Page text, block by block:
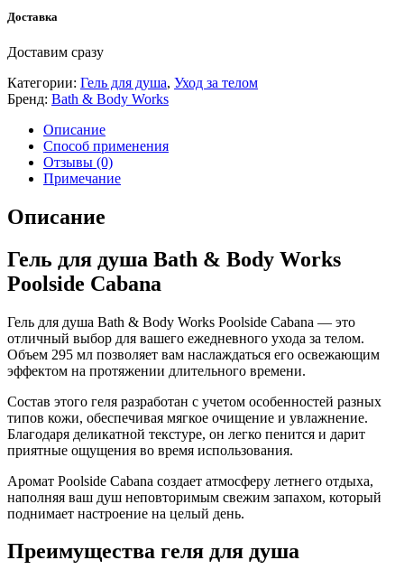
Доставка
Доставим сразу
Категории: Гель для душа, Уход за телом
Бренд: Bath & Body Works
Описание
Способ применения
Отзывы (0)
Примечание
Описание
Гель для душа Bath & Body Works
Poolside Cabana
Гель для душа Bath & Body Works Poolside Cabana — это
отличный выбор для вашего ежедневного ухода за телом.
Объем 295 мл позволяет вам наслаждаться его освежающим
эффектом на протяжении длительного времени.
Состав этого геля разработан с учетом особенностей разных
типов кожи, обеспечивая мягкое очищение и увлажнение.
Благодаря деликатной текстуре, он легко пенится и дарит
приятные ощущения во время использования.
Аромат Poolside Cabana создает атмосферу летнего отдыха,
наполняя ваш душ неповторимым свежим запахом, который
поднимает настроение на целый день.
Преимущества геля для душа